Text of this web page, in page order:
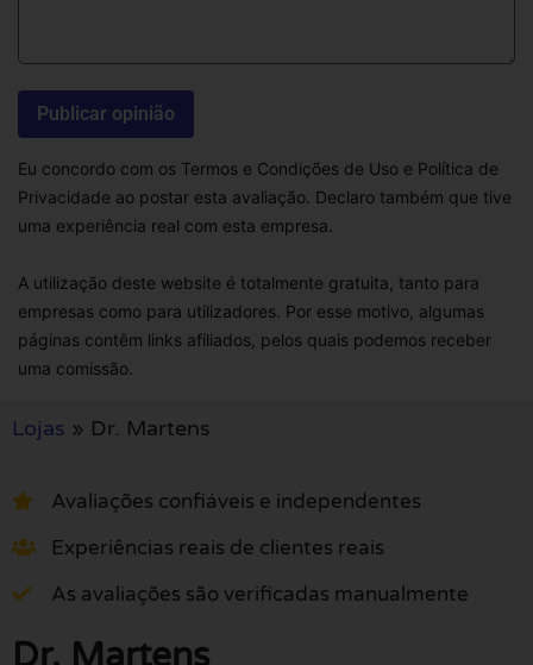
Eu concordo com os Termos e Condições de Uso e Política de
Privacidade ao postar esta avaliação. Declaro também que tive
uma experiência real com esta empresa.
A utilização deste website é totalmente gratuita, tanto para
empresas como para utilizadores. Por esse motivo, algumas
páginas contêm links afiliados, pelos quais podemos receber
uma comissão.
Lojas » Dr. Martens
Avaliações confiáveis e independentes
Experiências reais de clientes reais
As avaliações são verificadas manualmente
Dr. Martens